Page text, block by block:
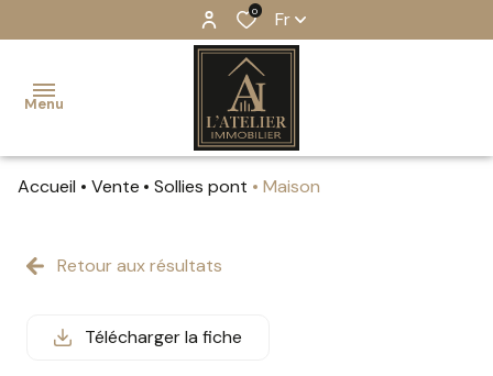
0 Fr
Menu
ventes
Accueil Vente Sollies pont Maison
Retour aux résultats
Télécharger la fiche